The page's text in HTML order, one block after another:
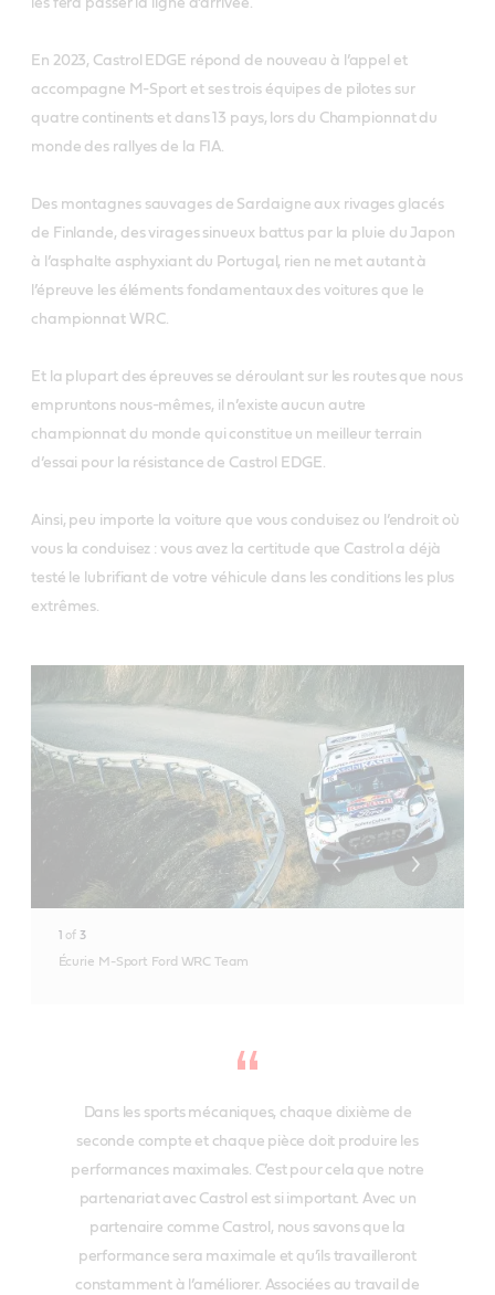
En 2023, Castrol EDGE répond de nouveau à l’appel et
accompagne M-Sport et ses trois équipes de pilotes sur
quatre continents et dans 13 pays, lors du Championnat du
monde des rallyes de la FIA.
Des montagnes sauvages de Sardaigne aux rivages glacés
de Finlande, des virages sinueux battus par la pluie du Japon
à l’asphalte asphyxiant du Portugal, rien ne met autant à
l’épreuve les éléments fondamentaux des voitures que le
championnat WRC.
Et la plupart des épreuves se déroulant sur les routes que nous
empruntons nous-mêmes, il n’existe aucun autre
championnat du monde qui constitue un meilleur terrain
d’essai pour la résistance de Castrol EDGE.
Ainsi, peu importe la voiture que vous conduisez ou l’endroit où
vous la conduisez : vous avez la certitude que Castrol a déjà
testé le lubrifiant de votre véhicule dans les conditions les plus
extrêmes.
1 of 3
Écurie M-Sport Ford WRC Team
Dans les sports mécaniques, chaque dixième de
seconde compte et chaque pièce doit produire les
performances maximales. C’est pour cela que notre
partenariat avec Castrol est si important. Avec un
partenaire comme Castrol, nous savons que la
performance sera maximale et qu’ils travailleront
constamment à l’améliorer. Associées au travail de